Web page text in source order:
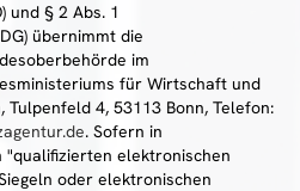
und § 2 Abs. 1
übernimmt die
im
für Wirtschaft und
Tulpenfeld 4, 53113 Bonn, Telefon:
. Sofern in
"qualifizierten elektronischen
oder elektronischen